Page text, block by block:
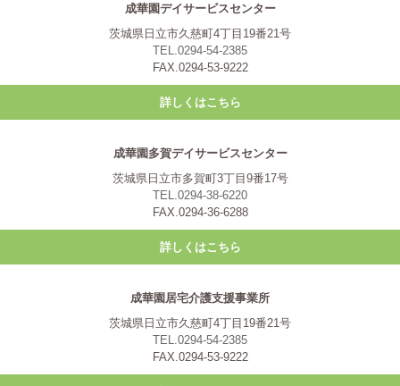
成華園デイサービスセンター
茨城県日立市久慈町4丁目19番21号
TEL.0294-54-2385
FAX.0294-53-9222
詳しくはこちら
成華園多賀デイサービスセンター
茨城県日立市多賀町3丁目9番17号
TEL.0294-38-6220
FAX.0294-36-6288
詳しくはこちら
成華園居宅介護支援事業所
茨城県日立市久慈町4丁目19番21号
TEL.0294-54-2385
FAX.0294-53-9222